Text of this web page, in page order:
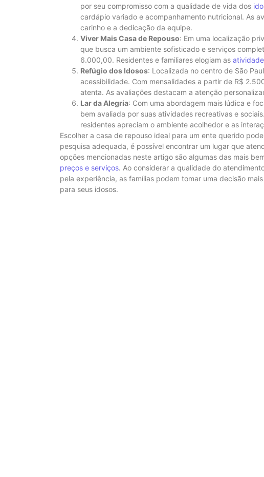
por seu compromisso com a qualidade de vida dos
cardápio variado e acompanhamento nutricional. As
carinho e a dedicação da equipe.
Viver Mais Casa de Repouso: Em uma localização
que busca um ambiente sofisticado e serviços
6.000,00. Residentes e familiares elogiam as
Refúgio dos Idosos: Localizada no centro de São
acessibilidade. Com mensalidades a partir de R$
atenta. As avaliações destacam a atenção
Lar da Alegria: Com uma abordagem mais lúdica e
bem avaliada por suas atividades recreativas e
residentes apreciam o ambiente acolhedor e as
Escolher a casa de repouso ideal para um ente querido
pesquisa adequada, é possível encontrar um lugar que
opções mencionadas neste artigo são algumas das mais
preços e serviços. Ao considerar a qualidade do
pela experiência, as famílias podem tomar uma decisão
para seus idosos.